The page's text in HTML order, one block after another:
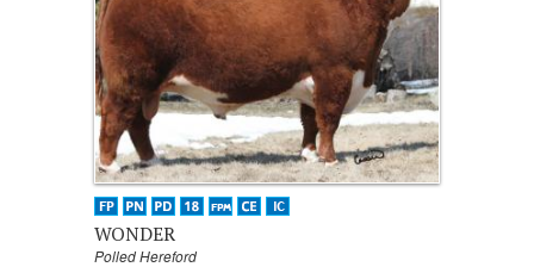
WONDER
Polled Hereford